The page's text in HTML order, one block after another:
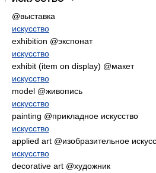
@выставка
искусство
exhibition @экспонат
искусство
exhibit (item on display) @макет
искусство
model @живопись
искусство
painting @прикладное искусство
искусство
applied art @изобразительное
искусство
decorative art @художник